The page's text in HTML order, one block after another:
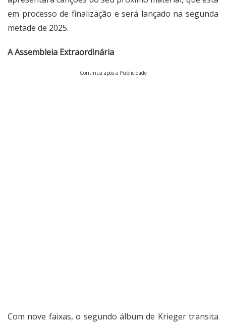
em processo de finalização e será lançado na segunda
metade de 2025.
A Assembleia Extraordinária
Continua após a Publicidade
Com nove faixas, o segundo álbum de Krieger transita